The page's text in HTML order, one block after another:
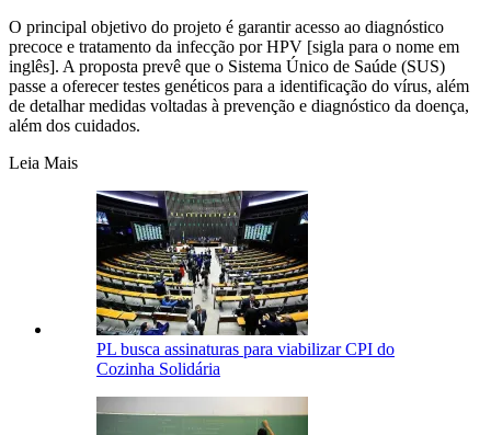
O principal objetivo do projeto é garantir acesso ao diagnóstico
precoce e tratamento da infecção por HPV [sigla para o nome em
inglês]. A proposta prevê que o Sistema Único de Saúde (SUS)
passe a oferecer testes genéticos para a identificação do vírus, além
de detalhar medidas voltadas à prevenção e diagnóstico da doença,
além dos cuidados.
Leia Mais
PL busca assinaturas para viabilizar CPI do
Cozinha Solidária